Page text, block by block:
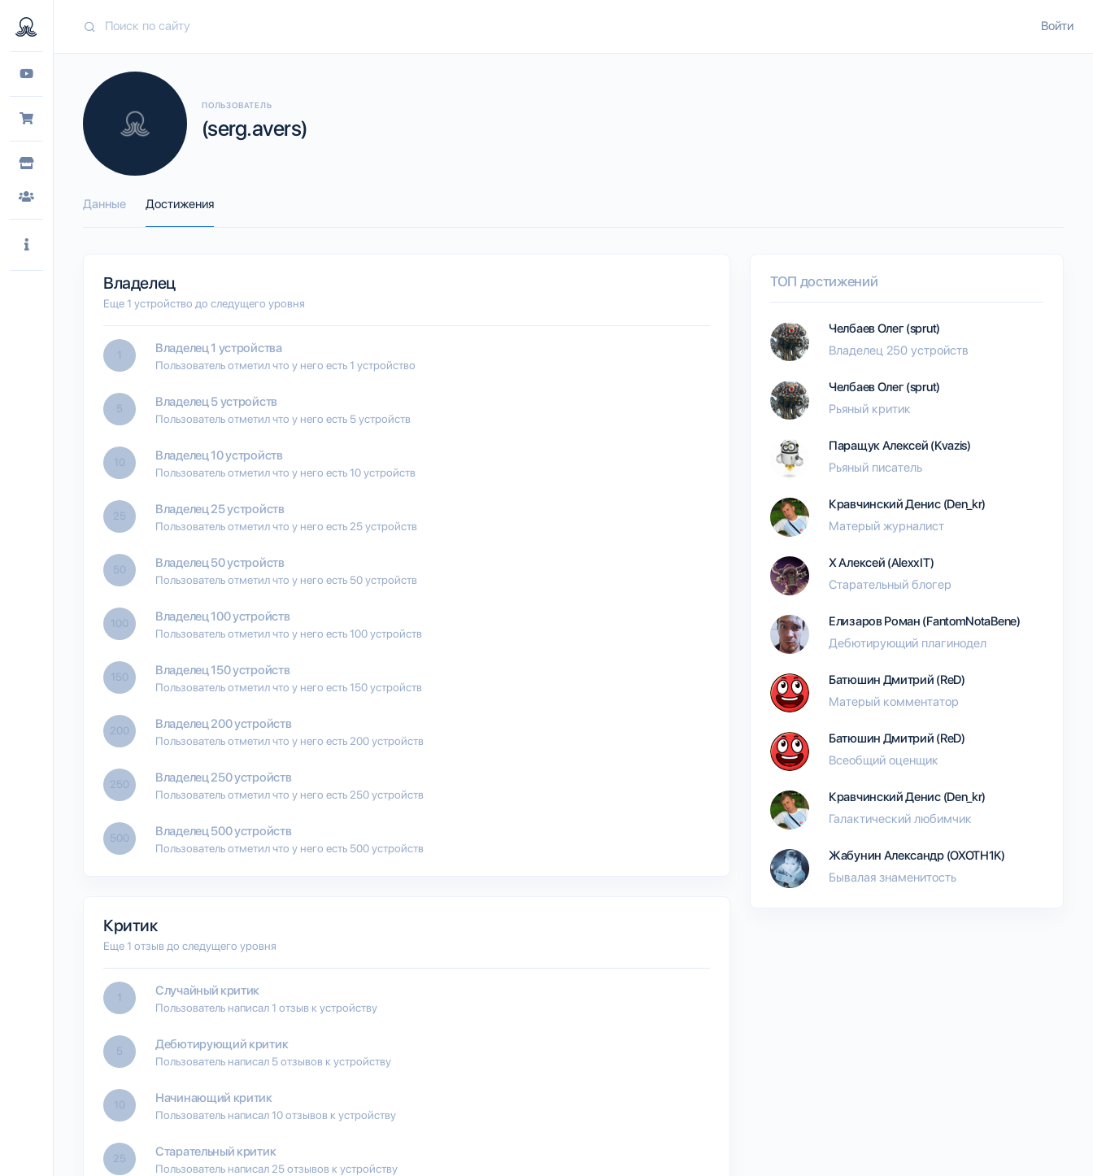
Войти
ПОЛЬЗОВАТЕЛЬ
(serg.avers)
Данные Достижения
Владелец
Еще 1 устройство до следущего уровня
1 Владелец 1 устройства
Пользователь отметил что у него есть 1 устройство
5 Владелец 5 устройств
Пользователь отметил что у него есть 5 устройств
10 Владелец 10 устройств
Пользователь отметил что у него есть 10 устройств
25 Владелец 25 устройств
Пользователь отметил что у него есть 25 устройств
50 Владелец 50 устройств
Пользователь отметил что у него есть 50 устройств
100 Владелец 100 устройств
Пользователь отметил что у него есть 100 устройств
150 Владелец 150 устройств
Пользователь отметил что у него есть 150 устройств
200 Владелец 200 устройств
Пользователь отметил что у него есть 200 устройств
250 Владелец 250 устройств
Пользователь отметил что у него есть 250 устройств
500 Владелец 500 устройств
Пользователь отметил что у него есть 500 устройств
Критик
Еще 1 отзыв до следущего уровня
1 Случайный критик
Пользователь написал 1 отзыв к устройству
5 Дебютирующий критик
Пользователь написал 5 отзывов к устройству
10 Начинающий критик
Пользователь написал 10 отзывов к устройству
25 Старательный критик
Пользователь написал 25 отзывов к устройству
ТОП достижений
Челбаев Олег (sprut)
Владелец 250 устройств
Челбаев Олег (sprut)
Рьяный критик
Паращук Алексей (Kvazis)
Рьяный писатель
Кравчинский Денис (Den_kr)
Матерый журналист
Х Алексей (AlexxIT)
Старательный блогер
Елизаров Роман (FantomNotaBene)
Дебютирующий плагинодел
Батюшин Дмитрий (ReD)
Матерый комментатор
Батюшин Дмитрий (ReD)
Всеобщий оценщик
Кравчинский Денис (Den_kr)
Галактический любимчик
Жабунин Александр (OXOTH1K)
Бывалая знаменитость